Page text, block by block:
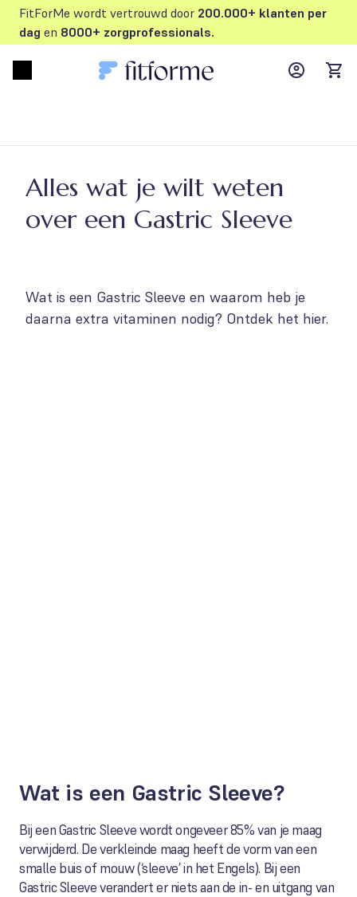
FitForMe wordt vertrouwd door 200.000+ klanten per
dag en 8000+ zorgprofessionals.
MyFFM
Alles wat je wilt weten
over een Gastric Sleeve
Wat is een Gastric Sleeve en waarom heb je
daarna extra vitaminen nodig? Ontdek het hier.
Wat is een Gastric Sleeve?
Bij een Gastric Sleeve wordt ongeveer 85% van je maag
verwijderd. De verkleinde maag heeft de vorm van een
smalle buis of mouw (‘sleeve’ in het Engels). Bij een
Gastric Sleeve verandert er niets aan de in- en uitgang van